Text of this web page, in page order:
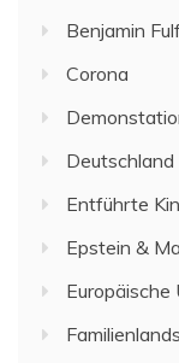
Benjamin
Corona
Deutschland
Entführte
Epstein &
Europäische